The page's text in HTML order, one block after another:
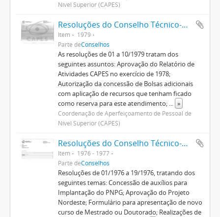
Nível Superior (CAPES)
Resoluções do Conselho Técnico-Administrativo (1974-1982)
Item
1979
Parte deConselhos
As resoluções de 01 a 10/1979 tratam dos
seguintes assuntos: Aprovação do Relatório de
Atividades CAPES no exercício de 1978;
Autorização da concessão de Bolsas adicionais
com aplicação de recursos que tenham ficado
como reserva para este atendimento; ... »
Coordenação de Aperfeiçoamento de Pessoal de
Nível Superior (CAPES)
Resoluções do Conselho Técnico-Administrativo (1974-1982)
Item
1976 - 1977
Parte deConselhos
Resoluções de 01/1976 a 19/1976, tratando dos
seguintes temas: Concessão de auxílios para
Implantação do PNPG; Aprovação do Projeto
Nordeste; Formulário para apresentação de novo
curso de Mestrado ou Doutorado; Realizações de